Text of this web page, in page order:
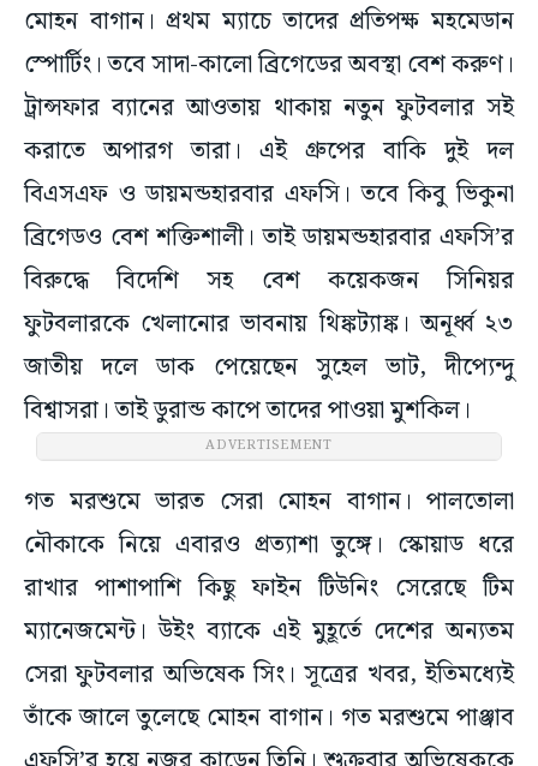
মোহন বাগান। প্রথম ম্যাচে তাদের প্রতিপক্ষ মহমেডান
স্পোর্টিং। তবে সাদা-কালো ব্রিগেডের অবস্থা বেশ করুণ।
ট্রান্সফার ব্যানের আওতায় থাকায় নতুন ফুটবলার সই
করাতে অপারগ তারা। এই গ্রুপের বাকি দুই দল
বিএসএফ ও ডায়মন্ডহারবার এফসি। তবে কিবু ভিকুনা
ব্রিগেডও বেশ শক্তিশালী। তাই ডায়মন্ডহারবার এফসি’র
বিরুদ্ধে বিদেশি সহ বেশ কয়েকজন সিনিয়র
ফুটবলারকে খেলানোর ভাবনায় থিঙ্কট্যাঙ্ক। অনূর্ধ্ব ২৩
জাতীয় দলে ডাক পেয়েছেন সুহেল ভাট, দীপ্যেন্দু
বিশ্বাসরা। তাই ডুরান্ড কাপে তাদের পাওয়া মুশকিল।
ADVERTISEMENT
গত মরশুমে ভারত সেরা মোহন বাগান। পালতোলা
নৌকাকে নিয়ে এবারও প্রত্যাশা তুঙ্গে। স্কোয়াড ধরে
রাখার পাশাপাশি কিছু ফাইন টিউনিং সেরেছে টিম
ম্যানেজমেন্ট। উইং ব্যাকে এই মুহূর্তে দেশের অন্যতম
সেরা ফুটবলার অভিষেক সিং। সূত্রের খবর, ইতিমধ্যেই
তাঁকে জালে তুলেছে মোহন বাগান। গত মরশুমে পাঞ্জাব